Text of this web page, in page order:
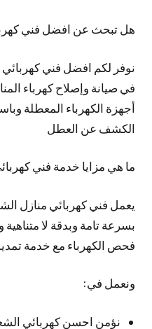
هل تبحث عن افضل فني
نوفر لكم افضل فني
في صيانة وإصلاح كهرباء
أجهزة الكهرباء المعطلة
الكشف عن العطل
ما هي مزايا خدمة فني
يعمل فني كهربائي منازل
بسرعة تامة وبدقة لا
فحص الكهرباء مع خدمة
ونعمل في:
نؤمن احسن كهربائي